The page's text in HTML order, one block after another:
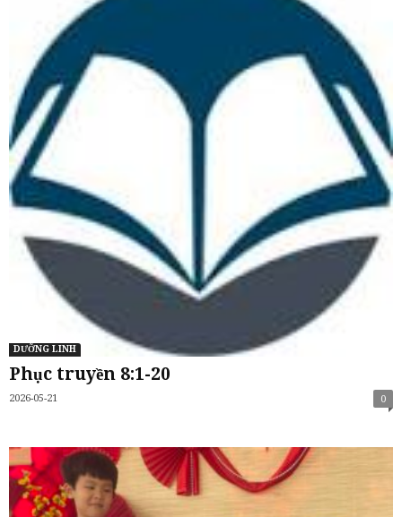
DƯỠNG LINH
Phục truyền 8:1-20
2026-05-21 0